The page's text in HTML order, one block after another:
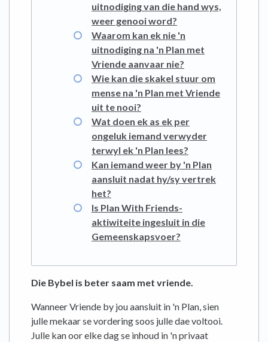
uitnodiging van die hand wys,
weer genooi word?
Waarom kan ek nie 'n
uitnodiging na 'n Plan met
Vriende aanvaar nie?
Wie kan die skakel stuur om
mense na 'n Plan met Vriende
uit te nooi?
Wat doen ek as ek per
ongeluk iemand verwyder
terwyl ek 'n Plan lees?
Kan iemand weer by 'n Plan
aansluit nadat hy/sy vertrek
het?
Is Plan With Friends-
aktiwiteite ingesluit in die
Gemeenskapsvoer?
Die Bybel is beter saam met vriende.
Wanneer Vriende by jou aansluit in 'n Plan, sien
julle mekaar se vordering soos julle dae voltooi.
Julle kan oor elke dag se inhoud in 'n privaat